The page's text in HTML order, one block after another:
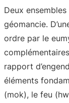
Deux
géomancie.
ordre par le
rapport
éléments
(mok), le feu